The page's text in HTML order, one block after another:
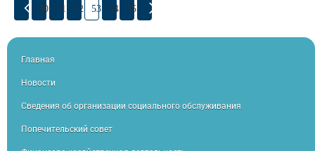
50 51 52 53 54 55
Главная
Новости
Сведения об организации социального обслуживания
Попечительский совет